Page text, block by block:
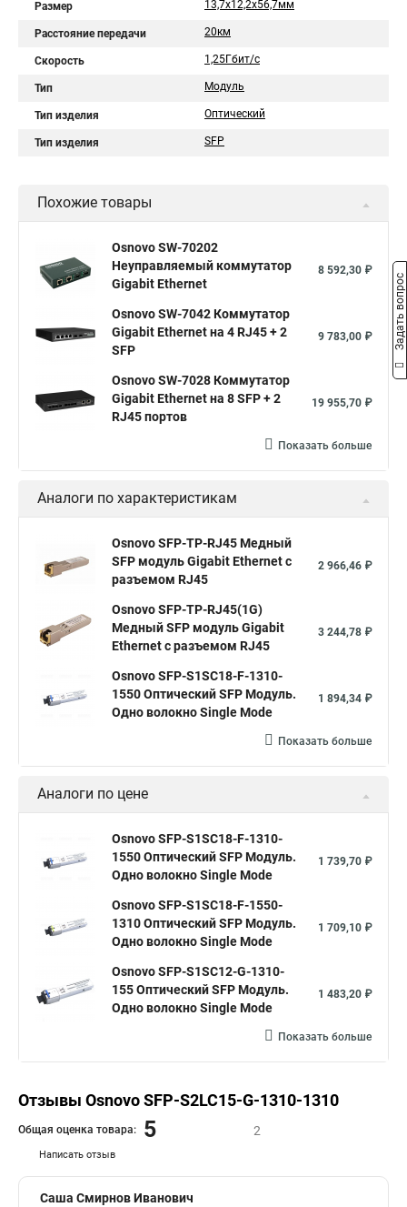
Размер 13,7x12,2x56,7мм
Расстояние передачи 20км
Скорость 1,25Гбит/с
Тип Модуль
Тип изделия Оптический
Тип изделия SFP
Похожие товары
Osnovo SW-70202
Неуправляемый коммутатор
Gigabit Ethernet
8 592,30 ₽
Osnovo SW-7042 Коммутатор
Gigabit Ethernet на 4 RJ45 + 2
SFP
9 783,00 ₽
Osnovo SW-7028 Коммутатор
Gigabit Ethernet на 8 SFP + 2
RJ45 портов
19 955,70 ₽
Показать больше
Аналоги по характеристикам
Osnovo SFP-TP-RJ45 Медный
SFP модуль Gigabit Ethernet с
разъемом RJ45
2 966,46 ₽
Osnovo SFP-TP-RJ45(1G)
Медный SFP модуль Gigabit
Ethernet с разъемом RJ45
3 244,78 ₽
Osnovo SFP-S1SC18-F-1310-
1550 Оптический SFP Модуль.
Одно волокно Single Mode
1 894,34 ₽
Показать больше
Аналоги по цене
Osnovo SFP-S1SC18-F-1310-
1550 Оптический SFP Модуль.
Одно волокно Single Mode
1 739,70 ₽
Osnovo SFP-S1SC18-F-1550-
1310 Оптический SFP Модуль.
Одно волокно Single Mode
1 709,10 ₽
Osnovo SFP-S1SC12-G-1310-
155 Оптический SFP Модуль.
Одно волокно Single Mode
1 483,20 ₽
Показать больше
Отзывы Osnovo SFP-S2LC15-G-1310-1310
Написать отзыв
Общая оценка товара: 5 2
Саша Смирнов Иванович
Задать вопрос